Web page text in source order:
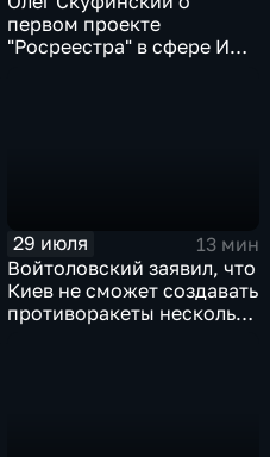
первом проекте
"Росреестра" в сфере ИИ
29 июля
13 мин
Войтоловский заявил, что
Киев не сможет создавать
противоракеты несколько